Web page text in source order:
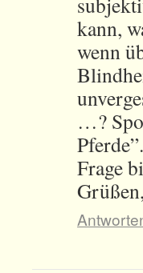
kann,
wenn
…?
Frage